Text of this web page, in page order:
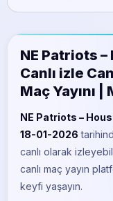
NE Patriots
Canlı izle
Maç Yayını |
NE Patriots –
18-01-2026
canlı olarak
canlı maç yayın
keyfi yaşayın.